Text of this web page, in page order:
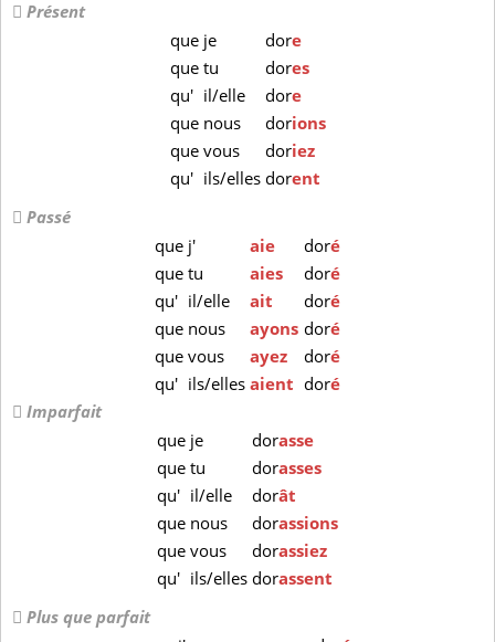
Présent
que je dore
que tu dores
qu' il/elle dore
que nous dorions
que vous doriez
qu' ils/elles dorent
Passé
que j' aie doré
quetu aies doré
qu' il/elle ait doré
que nous ayons doré
quevous ayez doré
qu' ils/ellesaient doré
Imparfait
que je dorasse
quetu dorasses
qu' il/elle dorât
que nous dorassions
quevous dorassiez
qu' ils/ellesdorassent
Plus que parfait